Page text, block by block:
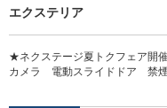
エクステリア
★ネクステージ夏トクフェア開
カメラ 電動スライドドア 禁